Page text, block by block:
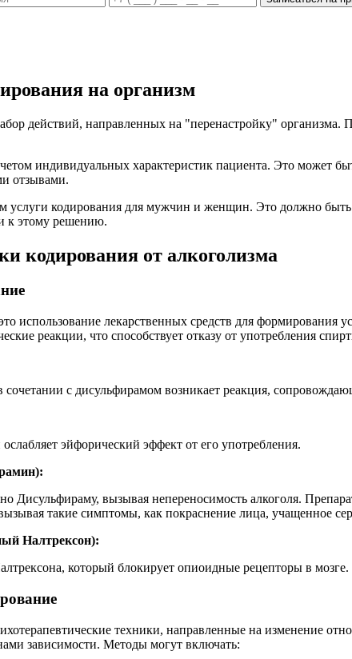
на организм
действий, направленных на "перенастройку"
индивидуальных характеристик пациента. Это может
отзывами.
услуги кодирования для мужчин и женщин. Это должно
к этому решению.
кодирования от алкоголизма
использование лекарственных средств для формирования
реакции, что способствует отказу от употребления
сочетании с дисульфирамом возникает реакция,
эйфорический эффект от его употребления.
Дисульфираму, вызывая непереносимость алкоголя.
такие симптомы, как покраснение лица, учащенное
Налтрексон):
который блокирует опиоидные рецепторы в
техники, направленные на изменение
зависимости. Методы могут включать: